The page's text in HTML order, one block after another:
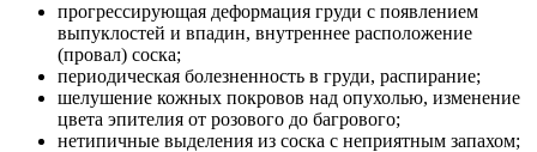
прогрессирующая деформация груди с появлением
выпуклостей и впадин, внутреннее расположение
(провал) соска;
периодическая болезненность в груди, распирание;
шелушение кожных покровов над опухолью, изменение
цвета эпителия от розового до багрового;
нетипичные выделения из соска с неприятным запахом;